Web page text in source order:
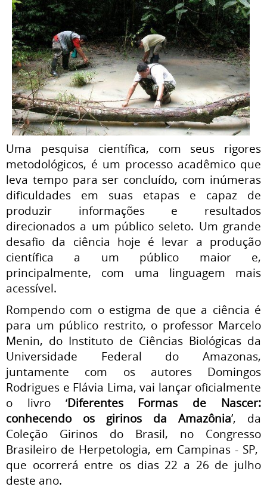
Uma pesquisa científica, com seus rigores
metodológicos, é um processo acadêmico que
leva tempo para ser concluído, com inúmeras
dificuldades em suas etapas e capaz de
produzir informações e resultados
direcionados a um público seleto. Um grande
desafio da ciência hoje é levar a produção
científica a um público maior e,
principalmente, com uma linguagem mais
acessível.
Rompendo com o estigma de que a ciência é
para um público restrito, o professor Marcelo
Menin, do Instituto de Ciências Biológicas da
Universidade Federal do Amazonas,
juntamente com os autores Domingos
Rodrigues e Flávia Lima, vai lançar oficialmente
o livro ‘Diferentes Formas de Nascer:
conhecendo os girinos da Amazônia’, da
Coleção Girinos do Brasil, no Congresso
Brasileiro de Herpetologia, em Campinas - SP,
que ocorrerá entre os dias 22 a 26 de julho
deste ano.